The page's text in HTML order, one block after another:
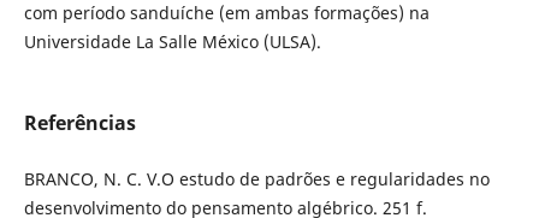
com período sanduíche (em ambas formações) na
Universidade La Salle México (ULSA).
Referências
BRANCO, N. C. V.O estudo de padrões e regularidades no
desenvolvimento do pensamento algébrico. 251 f.